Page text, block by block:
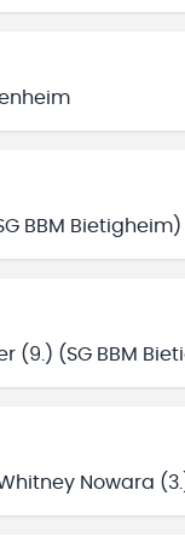
BBM Bietigheim)
(9.) (SG BBM
Nowara